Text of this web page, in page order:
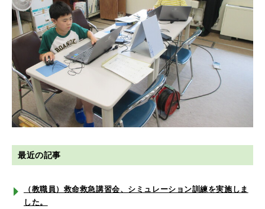
最近の記事
（教職員）救命救急講習会、シミュレーション訓練を実施しま
した。